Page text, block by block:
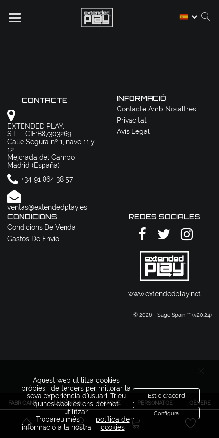
FABRICANT LLICÈNCIA MARQUE PERSONATGE GÈNERE
CONTACTE
EXTENDED PLAY,
S.L. - CIF:B87303269
Calle Segura nº 1, nave 11 y
12
Mejorada del Campo
Madrid (España)
+34 91 864 38 57
ventas@extendedplay.es
INFORMACIÓ
Contacte Amb Nosaltres
Privacitat
Avís Legal
CONDICIONS
Condicions De Venda
Gastos De Envío
REDES SOCIALES
www.extendedplay.net
© 2026 - Sage Spain ™ (v.20.24)
Aquest web utilitza cookies
pròpies i de tercers per millorar la
seva experiència d'usuari. Trieu
quines cookies ens permet
utilitzar.
Trobareu més
informació a la nostra
política de
cookies
Estic d'acord
Configura